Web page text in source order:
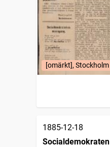
[omärkt], Stockholm
1885-12-18
Socialdemokraten